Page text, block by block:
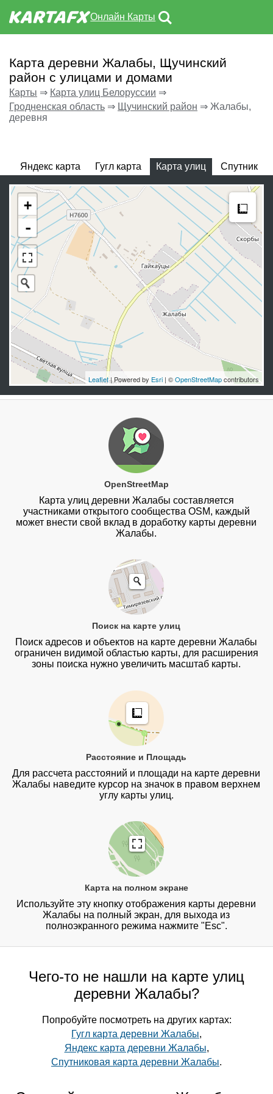
Онлайн Карты
Карта деревни Жалабы, Щучинский
район с улицами и домами
Карты ⇒ Карта улиц Белоруссии ⇒
Гродненская область ⇒ Щучинский район ⇒ Жалабы,
деревня
Яндекс карта Гугл карта Карта улиц Спутник
+
-
Leaflet| Powered by Esri | ©OpenStreetMapcontributors
OpenStreetMap
Карта улиц деревни Жалабы составляется
участниками открытого сообщества OSM, каждый
может внести свой вклад в доработку карты деревни
Жалабы.
Поиск на карте улиц
Поиск адресов и объектов на карте деревни Жалабы
ограничен видимой областью карты, для расширения
зоны поиска нужно увеличить масштаб карты.
Расстояние и Площадь
Для рассчета расстояний и площади на карте деревни
Жалабы наведите курсор на значок в правом верхнем
углу карты улиц.
Карта на полном экране
Используйте эту кнопку отображения карты деревни
Жалабы на полный экран, для выхода из
полноэкранного режима нажмите "Esc".
Чего-то не нашли на карте улиц
деревни Жалабы?
Попробуйте посмотреть на других картах:
Гугл карта деревни Жалабы,
Яндекс карта деревни Жалабы,
Спутниковая карта деревни Жалабы.